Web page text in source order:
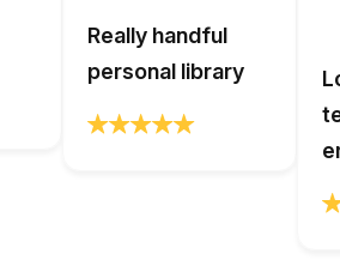
Really handful
personal library